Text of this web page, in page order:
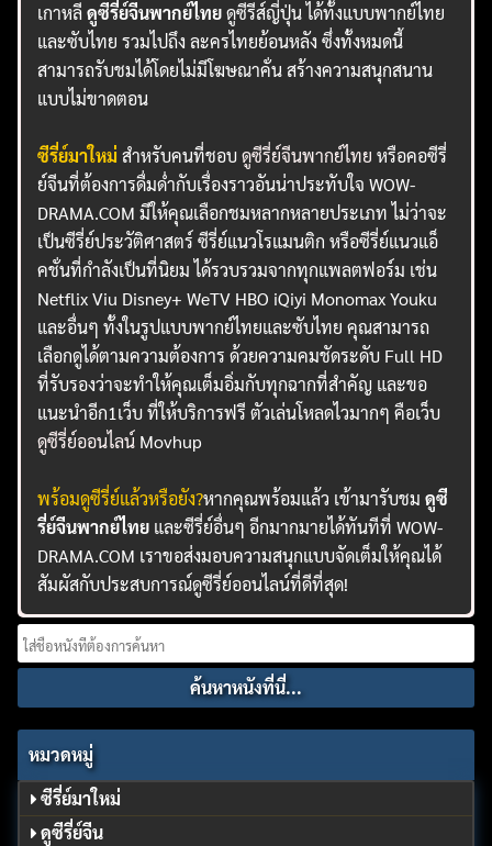
เกาหลีดูซีรี่ย์จีนพากย์ไทยดูซีรีส์ญี่ปุ่น ได้ทั้งแบบพากย์ไทย
และซับไทย รวมไปถึง ละครไทยย้อนหลัง ซึ่งทั้งหมดนี้
สามารถรับชมได้โดยไม่มีโฆษณาคั่น สร้างความสนุกสนาน
แบบไม่ขาดตอน
ซีรี่ย์มาใหม่ สำหรับคนที่ชอบดูซีรี่ย์จีนพากย์ไทย หรือคอซีรี่
ย์จีนที่ต้องการดื่มด่ำกับเรื่องราวอันน่าประทับใจ WOW-
DRAMA.COM มีให้คุณเลือกชมหลากหลายประเภท ไม่ว่าจะ
เป็นซีรี่ย์ประวัติศาสตร์ ซีรี่ย์แนวโรแมนติก หรือซีรี่ย์แนวแอ็
คชั่นที่กำลังเป็นที่นิยม ได้รวบรวมจากทุกแพลตฟอร์ม เช่น
Netflix Viu Disney+ WeTV HBO iQiyi Monomax Youku
และอื่นๆ ทั้งในรูปแบบพากย์ไทยและซับไทย คุณสามารถ
เลือกดูได้ตามความต้องการ ด้วยความคมชัดระดับ Full HD
ที่รับรองว่าจะทำให้คุณเต็มอิ่มกับทุกฉากที่สำคัญ และขอ
แนะนำอีก1เว็บ ที่ให้บริการฟรี ตัวเล่นโหลดไวมากๆ คือเว็บ
ดูซีรี่ย์ออนไลน์ Movhup
พร้อมดูซีรี่ย์แล้วหรือยัง?หากคุณพร้อมแล้ว เข้ามารับชมดูซี
รี่ย์จีนพากย์ไทย และซีรี่ย์อื่นๆ อีกมากมายได้ทันทีที่ WOW-
DRAMA.COM เราขอส่งมอบความสนุกแบบจัดเต็มให้คุณได้
สัมผัสกับประสบการณ์ดูซีรี่ย์ออนไลน์ที่ดีที่สุด!
Search
for:
หมวดหมู่
ซีรี่ย์มาใหม่
ดูซีรี่ย์จีน